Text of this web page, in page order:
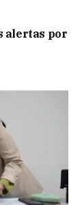
alertas por